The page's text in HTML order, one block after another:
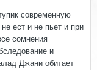
современную
ест и не пьет и при
сомнения
и
Джани обитает